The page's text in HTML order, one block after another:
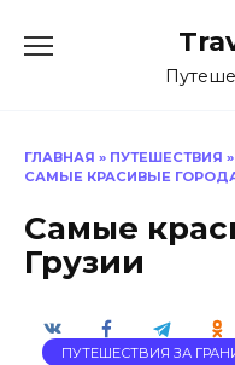
ГЛАВНАЯ » ПУТЕШЕСТВИЯ »
САМЫЕ КРАСИВЫЕ
Самые
Грузии
ПУТЕШЕСТВИЯ ЗА